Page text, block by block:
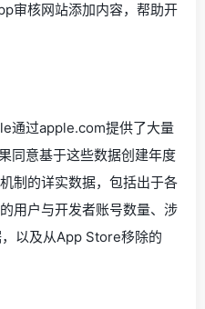
审核网站添加内容，帮助开
通过apple.com提供了大量
同意基于这些数据创建年度
制的详实数据，包括出于各
用户与开发者账号数量、涉
以及从App Store移除的